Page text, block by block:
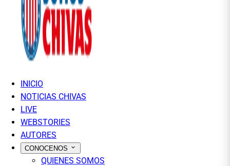
INICIO
NOTICIAS CHIVAS
LIVE
WEBSTORIES
AUTORES
CONOCENOS
QUIENES SOMOS